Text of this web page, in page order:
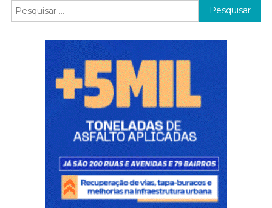
Pesquisar
por: